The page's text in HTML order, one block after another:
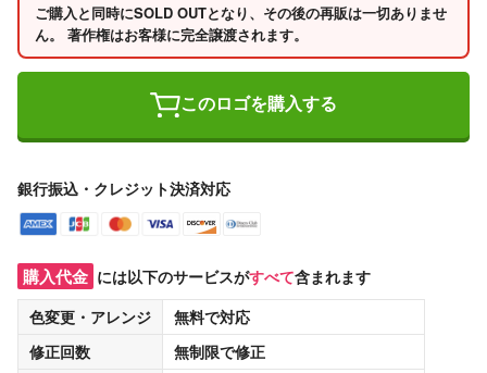
ご購入と同時にSOLD OUTとなり、その後の再販は一切ありませ
ん。 著作権はお客様に完全譲渡されます。
このロゴを購入する
銀行振込・クレジット決済対応
購入代金 には以下のサービスがすべて含まれます
色変更・アレンジ
無料で対応
修正回数
無制限で修正